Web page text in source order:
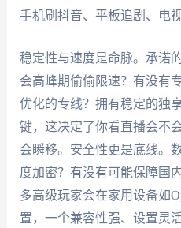
手机刷抖音、平板追剧、电
稳定性与速度是命脉。承诺
会高峰期偷偷限速？有没有
优化的专线？拥有稳定的独
键，这决定了你看直播会不
会瞬移。安全性更是底线。
度加密？有没有可能保障国
多高级玩家会在家用设备如
置，一个兼容性强、设置灵